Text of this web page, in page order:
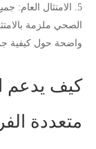
الامتثال العام:
واضحة حول كيفية
كيف يدعم
متعددة